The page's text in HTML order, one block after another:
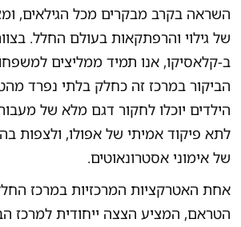
השראה בקרב מבקרים מכל הגילאים,
של גילוי והרפתקאות בעולם החלל.
ב-קלאסיקו, אנו תמיד ממליצים
הביקור במרכז זה כחלק בלתי נפרד
הילדים יוכלו לחקור דגם מלא של
לתא פיקוד אמיתי של אפולו, ולצפות
של אימוני אסטרונאוטים.
אחת האטרקציות המרכזיות במרכז
הטראם, המציע הצצה ייחודית למרכז